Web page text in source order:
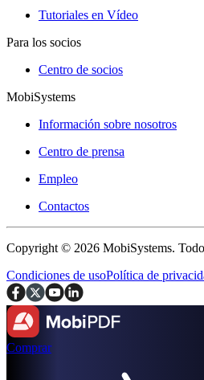
Tutoriales en Vídeo
Para los socios
Centro de socios
MobiSystems
Información sobre nosotros
Centro de prensa
Empleo
Contactos
Copyright © 2026 MobiSystems.
Condiciones de usoPolítica de
Comprar